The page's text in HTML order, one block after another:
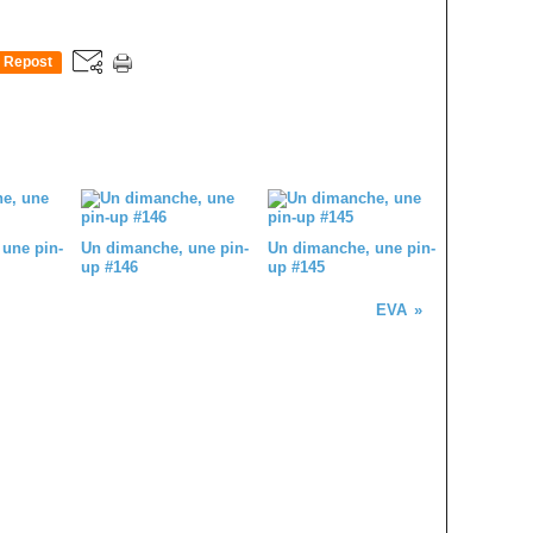
Repost
pin-
Un dimanche, une pin-
up #146
Un dimanche, une pin-
up #145
EVA